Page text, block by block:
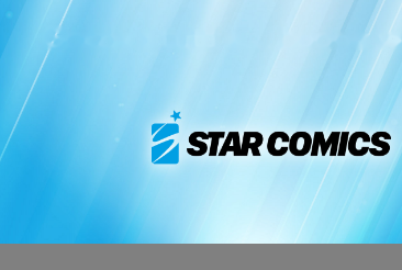
Categorie:
Data di
Formato:
Pagine:
208
Codice ISBN:
Puoi trovarlo